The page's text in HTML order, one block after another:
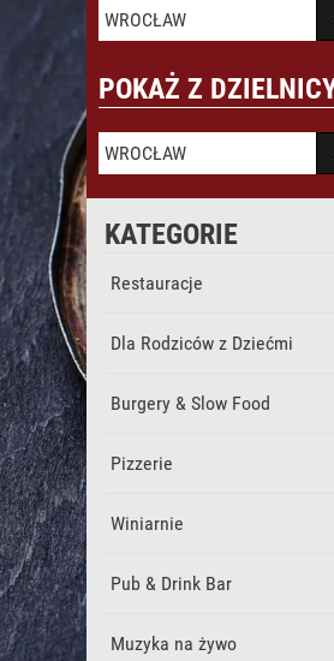
WROCŁAW
POKAŻ Z
WROCŁAW
KATEGORIE
Restauracje
Dla Rodziców z Dziećmi
Burgery & Slow Food
Pizzerie
Winiarnie
Pub & Drink Bar
Muzyka na żywo